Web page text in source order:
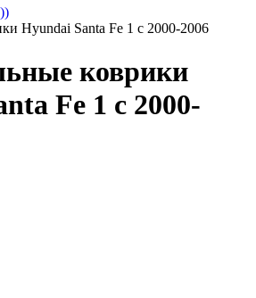
Hyundai Santa Fe 1 с 2000-2006
коврики
Fe 1 с 2000-